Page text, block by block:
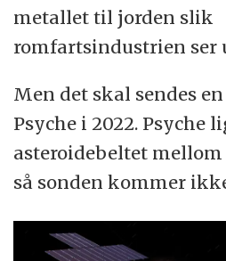
metallet til jorden slik
romfartsindustrien ser
Men det skal sendes
Psyche i 2022. Psyche
asteroidebeltet mellom
så sonden kommer